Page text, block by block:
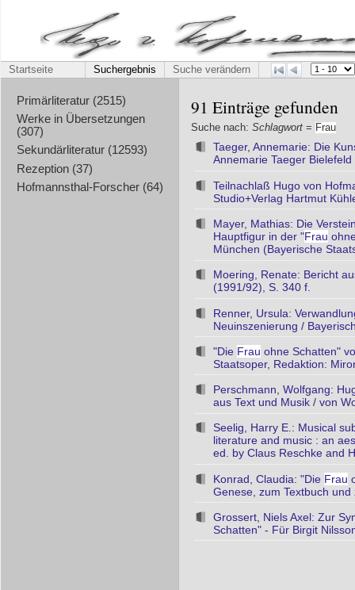
Startseite Suchergebnis Suche verändern
Primärliteratur (2515)
Werke in Übersetzungen
(307)
Sekundärliteratur (12593)
Rezeption (37)
Hofmannsthal-Forscher (64)
91 Einträge gefunden
Suche nach: Schlagwort = Frau
Taeger, Annemarie: Die
Annemarie Taeger
Teilnachlaß Hugo von
Studio+Verlag Hartmut
Mayer, Mathias: Die
Hauptfigur in der "Frau
München (Bayerische
Moering, Renate: Bericht
(1991/92), S. 340 f.
Renner, Ursula:
Neuinszenierung /
"Die Frau ohne Schatten"
Staatsoper, Redaktion:
Perschmann, Wolfgang:
aus Text und Musik / von
Seelig, Harry E.: Musical
literature and music : an
ed. by Claus Reschke and
Konrad, Claudia: "Die Frau
Genese, zum Textbuch
Grossert, Niels Axel: Zur
Schatten" - Für Birgit